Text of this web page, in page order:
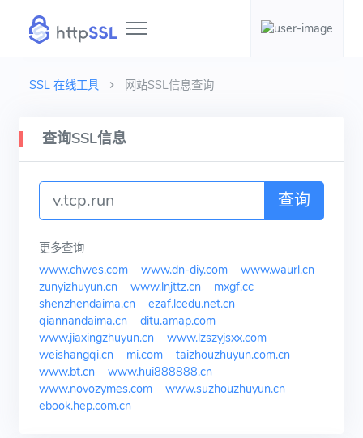
SSL 在线工具 网站SSL信息查询
查询SSL信息
查询
更多查询
www.chwes.com
www.dn-diy.com
www.waurl.cn
zunyizhuyun.cn
www.lnjttz.cn
mxgf.cc
shenzhendaima.cn
ezaf.lcedu.net.cn
qiannandaima.cn
ditu.amap.com
www.jiaxingzhuyun.cn
www.lzszyjsxx.com
weishangqi.cn
mi.com
taizhouzhuyun.com.cn
www.bt.cn
www.hui888888.cn
www.novozymes.com
www.suzhouzhuyun.cn
ebook.hep.com.cn